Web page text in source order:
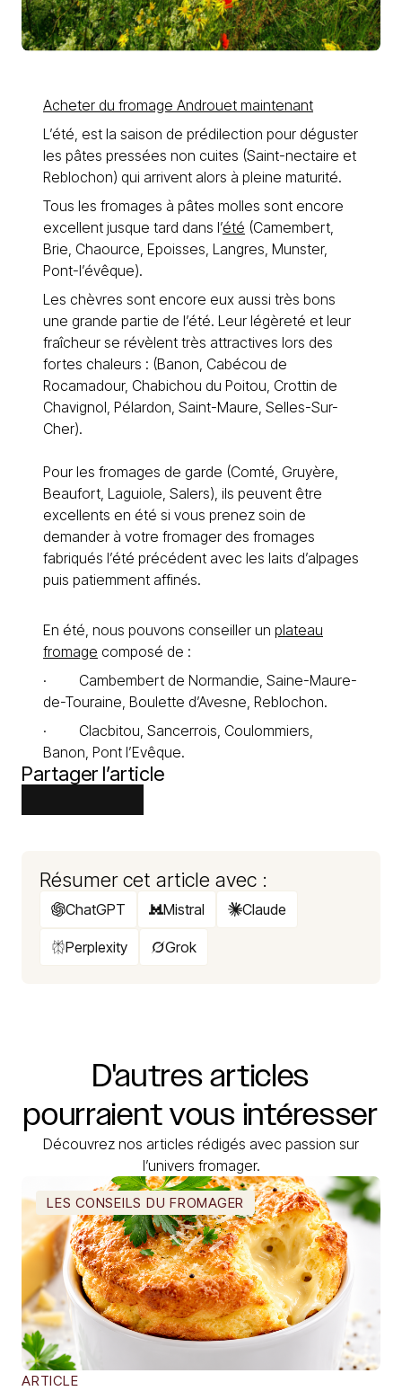
Acheter du fromage Androuet maintenant
L’été, est la saison de prédilection pour déguster
les pâtes pressées non cuites (Saint-nectaire et
Reblochon) qui arrivent alors à pleine maturité.
Tous les fromages à pâtes molles sont encore
excellent jusque tard dans l’été (Camembert,
Brie, Chaource, Epoisses, Langres, Munster,
Pont-l’évêque).
Les chèvres sont encore eux aussi très bons
une grande partie de l’été. Leur légèreté et leur
fraîcheur se révèlent très attractives lors des
fortes chaleurs : (Banon, Cabécou de
Rocamadour, Chabichou du Poitou, Crottin de
Chavignol, Pélardon, Saint-Maure, Selles-Sur-
Cher).
Pour les fromages de garde (Comté, Gruyère,
Beaufort, Laguiole, Salers), ils peuvent être
excellents en été si vous prenez soin de
demander à votre fromager des fromages
fabriqués l’été précédent avec les laits d’alpages
puis patiemment affinés.
En été, nous pouvons conseiller un plateau
fromage composé de :
· Cambembert de Normandie, Saine-Maure-
de-Touraine, Boulette d’Avesne, Reblochon.
· Clacbitou, Sancerrois, Coulommiers,
Banon, Pont l’Evêque.
Partager l’article
Résumer cet article avec :
ChatGPT Mistral Claude
Perplexity Grok
D'autres articles
pourraientvous intéresser
Découvrez nos articles rédigés avec passion sur
l’univers fromager.
LES CONSEILS DU FROMAGER
ARTICLE